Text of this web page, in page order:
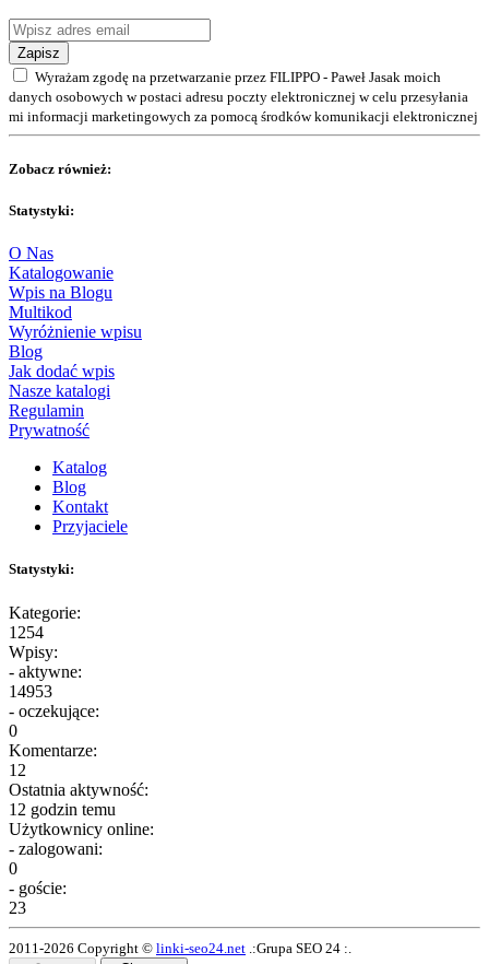
Zapisz
Wyrażam zgodę na przetwarzanie przez FILIPPO - Paweł Jasak moich
danych osobowych w postaci adresu poczty elektronicznej w celu przesyłania
mi informacji marketingowych za pomocą środków komunikacji elektronicznej
Zobacz również:
Statystyki:
O Nas
Katalogowanie
Wpis na Blogu
Multikod
Wyróżnienie wpisu
Blog
Jak dodać wpis
Nasze katalogi
Regulamin
Prywatność
Katalog
Blog
Kontakt
Przyjaciele
Statystyki:
Kategorie:
1254
Wpisy:
- aktywne:
14953
- oczekujące:
0
Komentarze:
12
Ostatnia aktywność:
12 godzin temu
Użytkownicy online:
- zalogowani:
0
- goście:
23
2011-2026 Copyright © linki-seo24.net .:Grupa SEO 24 :.